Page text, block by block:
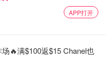
APP打开
🔥满$100返$15 Chanel也